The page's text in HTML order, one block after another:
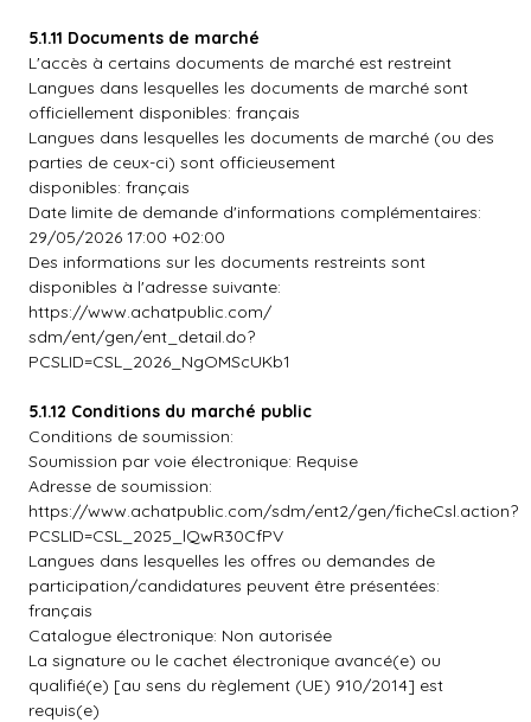
5.1.11 Documents de marché
L'accès à certains documents de marché est restreint
Langues dans lesquelles les documents de marché sont
officiellement disponibles: français
Langues dans lesquelles les documents de marché (ou des
parties de ceux-ci) sont officieusement
disponibles: français
Date limite de demande d'informations complémentaires:
29/05/2026 17:00 +02:00
Des informations sur les documents restreints sont
disponibles à l'adresse suivante:
https://www.achatpublic.com/
sdm/ent/gen/ent_detail.do?
PCSLID=CSL_2026_NgOMScUKb1
5.1.12 Conditions du marché public
Conditions de soumission:
Soumission par voie électronique: Requise
Adresse de soumission:
https://www.achatpublic.com/sdm/ent2/gen/ficheCsl.action?
PCSLID=CSL_2025_lQwR30CfPV
Langues dans lesquelles les offres ou demandes de
participation/candidatures peuvent être présentées:
français
Catalogue électronique: Non autorisée
La signature ou le cachet électronique avancé(e) ou
qualifié(e) [au sens du règlement (UE) 910/2014] est
requis(e)